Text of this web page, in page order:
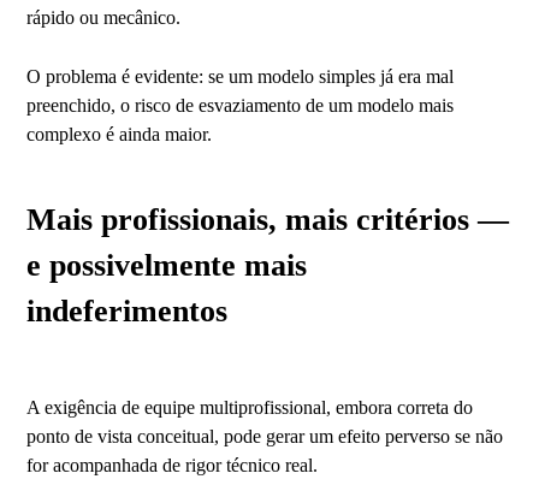
rápido ou mecânico.
O problema é evidente: se um modelo simples já era mal
preenchido, o risco de esvaziamento de um modelo mais
complexo é ainda maior.
Mais profissionais, mais critérios —
e possivelmente mais
indeferimentos
A exigência de equipe multiprofissional, embora correta do
ponto de vista conceitual, pode gerar um efeito perverso se não
for acompanhada de rigor técnico real.